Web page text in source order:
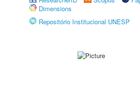
Dimensions
Repositório Institucional UNESP